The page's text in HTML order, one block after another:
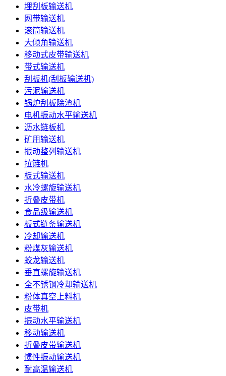
埋刮板输送机
网带输送机
滚筒输送机
大倾角输送机
移动式皮带输送机
带式输送机
刮板机(刮板输送机)
污泥输送机
锅炉刮板除渣机
电机振动水平输送机
沥水链板机
矿用输送机
振动整列输送机
拉链机
板式输送机
水冷螺旋输送机
折叠皮带机
食品级输送机
板式链条输送机
冷却输送机
粉煤灰输送机
蛟龙输送机
垂直螺旋输送机
全不锈钢冷却输送机
粉体真空上料机
皮带机
振动水平输送机
移动输送机
折叠皮带输送机
惯性振动输送机
耐高温输送机